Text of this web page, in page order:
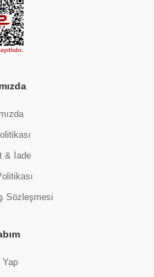
& İade
Sözleşmesi
Yap